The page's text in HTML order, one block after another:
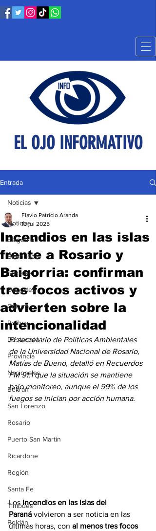
EL OJO INFORMATIVO
Entrada
Noticias
Baigorria
Bermúdez
Sociales
Deportes
Cultura
Política
Destacada
Provincia
Nacionales
Beltrán
San Lorenzo
Rosario
Puerto San Martín
Ricardone
Región
Santa Fe
Timbúes
Roldán
Noticias
Incendios en las islas
frente a Rosario y
Baigorria: confirman
tres focos activos y
advierten sobre la
intencionalidad
Flavio Patricio Aranda
10 jul 2025
El secretario de Políticas Ambientales
de la Universidad Nacional de Rosario,
Matías de Bueno, detalló en Recuerdos
FM 91.1 que la situación se mantiene
bajo monitoreo, aunque el 99% de los
fuegos se inician por acción humana.
Los incendios en las islas del
Paraná volvieron a ser noticia en las
últimas horas, con al menos tres focos